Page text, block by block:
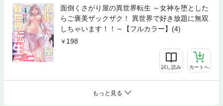
面倒くさがり屋の異世界転生 ～女神を堕とした
らご褒美ザックザク！ 異世界で好き放題に無双
しちゃいます！！～【フルカラー】(4)
198
試し読み カートへ
もっと見る